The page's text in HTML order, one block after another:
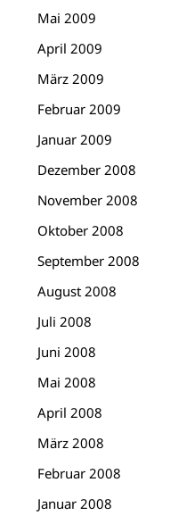
Mai 2009
April 2009
März 2009
Februar 2009
Januar 2009
Dezember 2008
November 2008
Oktober 2008
September 2008
August 2008
Juli 2008
Juni 2008
Mai 2008
April 2008
März 2008
Februar 2008
Januar 2008